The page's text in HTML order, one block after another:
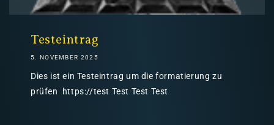
Testeintrag
5. NOVEMBER 2025
Dies ist ein Testeintrag um die formatierung zu
prüfen https://test Test Test Test